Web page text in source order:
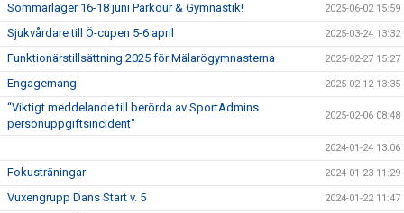
Sommarläger 16-18 juni Parkour & Gymnastik! 2025-06-02 15:59
Sjukvårdare till Ö-cupen 5-6 april 2025-03-24 13:32
Funktionärstillsättning 2025 för Mälarögymnasterna 2025-02-27 15:27
Engagemang 2025-02-12 13:35
“Viktigt meddelande till berörda av SportAdmins
personuppgiftsincident"
2025-02-06 08:48
2024-01-24 13:06
Fokusträningar 2024-01-23 11:29
Vuxengrupp Dans Start v. 5 2024-01-22 11:47